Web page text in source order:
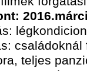
teljes